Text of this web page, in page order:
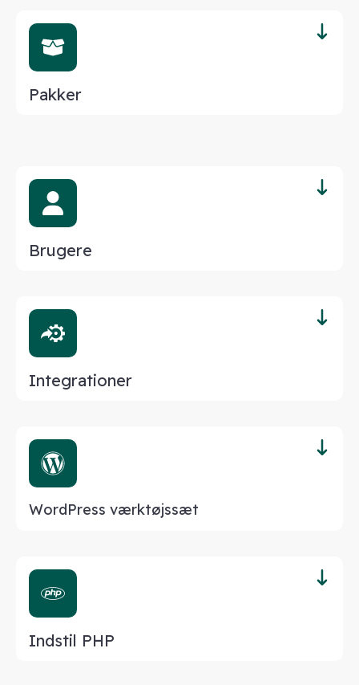
Pakker
Brugere
Integrationer
WordPress værktøjssæt
Indstil PHP